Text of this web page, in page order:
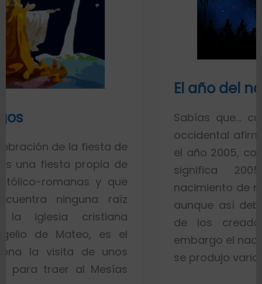
de
de
y que
raíz
es el
unos
El año del nacimiento de
Sabías que… cuando nuestro
occidental afirma que acaba de
el año 2005, comúnmente se
significa 2005 años
nacimiento de nuestro señor
aunque así debía ser según la
de los creadores del
embargo el nacimiento de Jesús
se produjo varios años antes.